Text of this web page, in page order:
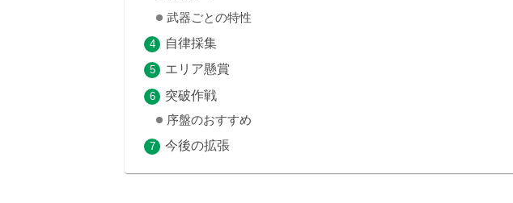
武器ごとの特性
自律採集
エリア懸賞
突破作戦
序盤のおすすめ
今後の拡張